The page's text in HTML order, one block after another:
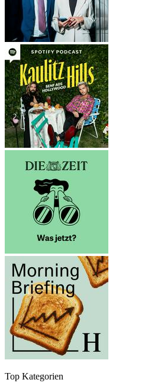
Top Kategorien